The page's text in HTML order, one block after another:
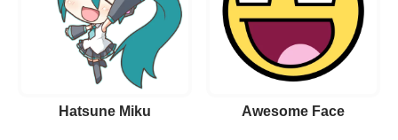
Hatsune Miku Awesome Face